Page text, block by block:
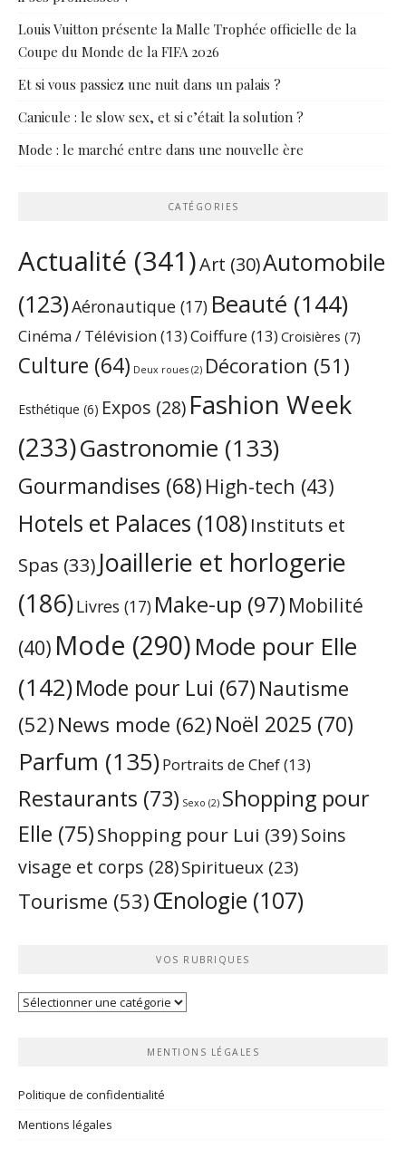
Louis Vuitton présente la Malle Trophée officielle de la
Coupe du Monde de la FIFA 2026
Et si vous passiez une nuit dans un palais ?
Canicule : le slow sex, et si c’était la solution ?
Mode : le marché entre dans une nouvelle ère
CATÉGORIES
Actualité (341)Art (30)Automobile
(123)Aéronautique (17) Beauté (144)
Cinéma / Télévision(13)Coiffure(13) Croisières (7)
Culture (64) Deux roues (2) Décoration (51)
Esthétique (6) Expos (28) Fashion Week
(233)Gastronomie (133)
Gourmandises (68) High-tech (43)
Hotels et Palaces (108) Instituts et
Spas (33) Joaillerie et horlogerie
(186)Livres (17) Make-up (97) Mobilité
(40) Mode (290)Mode pour Elle
(142)Mode pour Lui (67) Nautisme
(52) News mode (62)Noël 2025 (70)
Parfum (135)Portraits de Chef(13)
Restaurants (73) Sexo (2) Shopping pour
Elle (75)Shopping pour Lui (39)Soins
visage et corps (28)Spiritueux (23)
Tourisme (53) Œnologie (107)
VOS RUBRIQUES
Vos
MENTIONS LÉGALES
Politique de confidentialité
Mentions légales